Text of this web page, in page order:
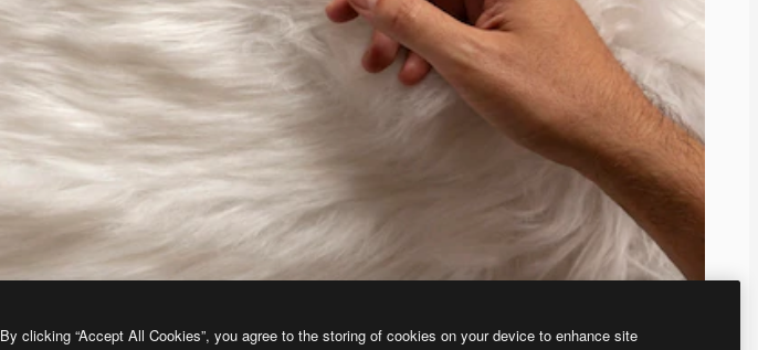
By clicking “Accept All Cookies”, you agree to the storing of cookies on your device to enhance site